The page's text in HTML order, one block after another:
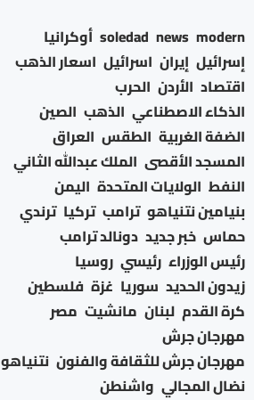
modern
news
soledad أوكرانيا
إسرائيل إيران اسرائيل اسعار الذهب
اقتصاد الأردن الحرب
الذكاء الاصطناعي الذهب الصين
الضفة الغربية الطقس العراق
المسجد الأقصى الملك عبدالله الثاني
النفط الولايات المتحدة اليمن
بنيامين نتنياهو ترامب تركيا ترندي
حماس خبر جديد دونالد ترامب
رئيس الوزراء رئيسي روسيا
زيدون الحديد سوريا غزة فلسطين
كرة القدم لبنان مانشيت مصر
مهرجان جرش
مهرجان جرش للثقافة والفنون نتنياهو
نضال المجالي واشنطن